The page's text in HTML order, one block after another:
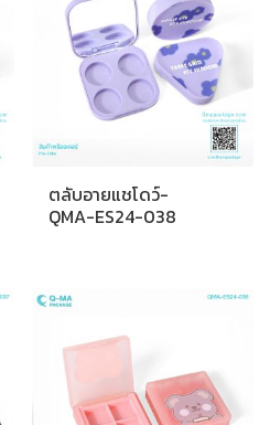
ตลับอายแชโดว์-
QMA-ES24-038